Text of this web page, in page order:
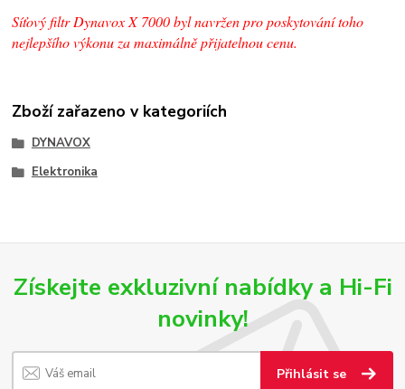
Síťový filtr Dynavox X 7000 byl navržen pro poskytování toho
nejlepšího výkonu za maximálně přijatelnou cenu.
Zboží zařazeno v kategoriích
DYNAVOX
Elektronika
Získejte exkluzivní nabídky a Hi-Fi
novinky!
Přihlásit se